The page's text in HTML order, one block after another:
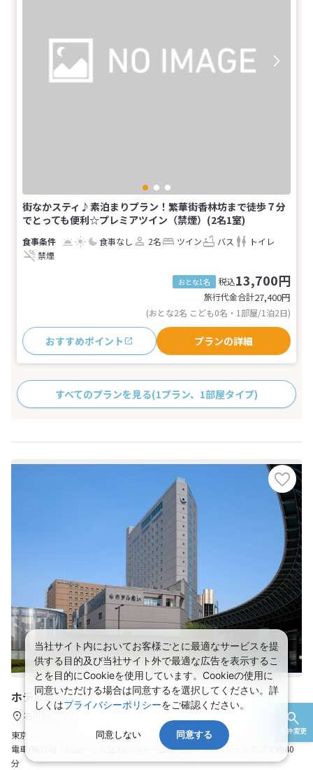
条件変更
街なかスティ♪素泊まりプラン！繁華街香林坊まで徒歩７分
でとっても便利☆プレミアツイン（禁煙）(2名1室)
食事なし 2名 ツイン バス
トイレ
禁煙
おとな1名 税込13,700円
旅行代金合計27,400円
(おとな2名 こども0名・1部屋/1泊2日)
おすすめポイント プランの詳細
すべてのプランを見る(1プラン、1部屋タイプ)
ホテル金沢
施設詳細
石川県
東京：
電車/飛行機：羽田～小松空港約50分～空港特急バスにてホテル前まで約40
分
当社サイト内においてお客様ごとに最適なサービスを提
供する目的及び当社サイト外で最適な広告を表示するこ
とを目的にCookieを使用しています。Cookieの使用に
同意いただける場合は同意するを選択してください。詳
しくはプライバシーポリシーをご確認ください。
同意しない 同意する